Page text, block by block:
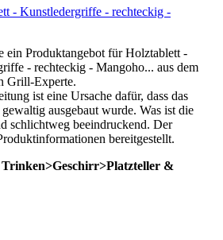
ein Produktangebot für Holztablett -
- rechteckig - Mangoho... aus dem
Grill-Experte.
ist eine Ursache dafür, dass das
ausgebaut wurde. Was ist die
schlichtweg beeindruckend. Der
bereitgestellt.
Trinken>Geschirr>Platzteller &